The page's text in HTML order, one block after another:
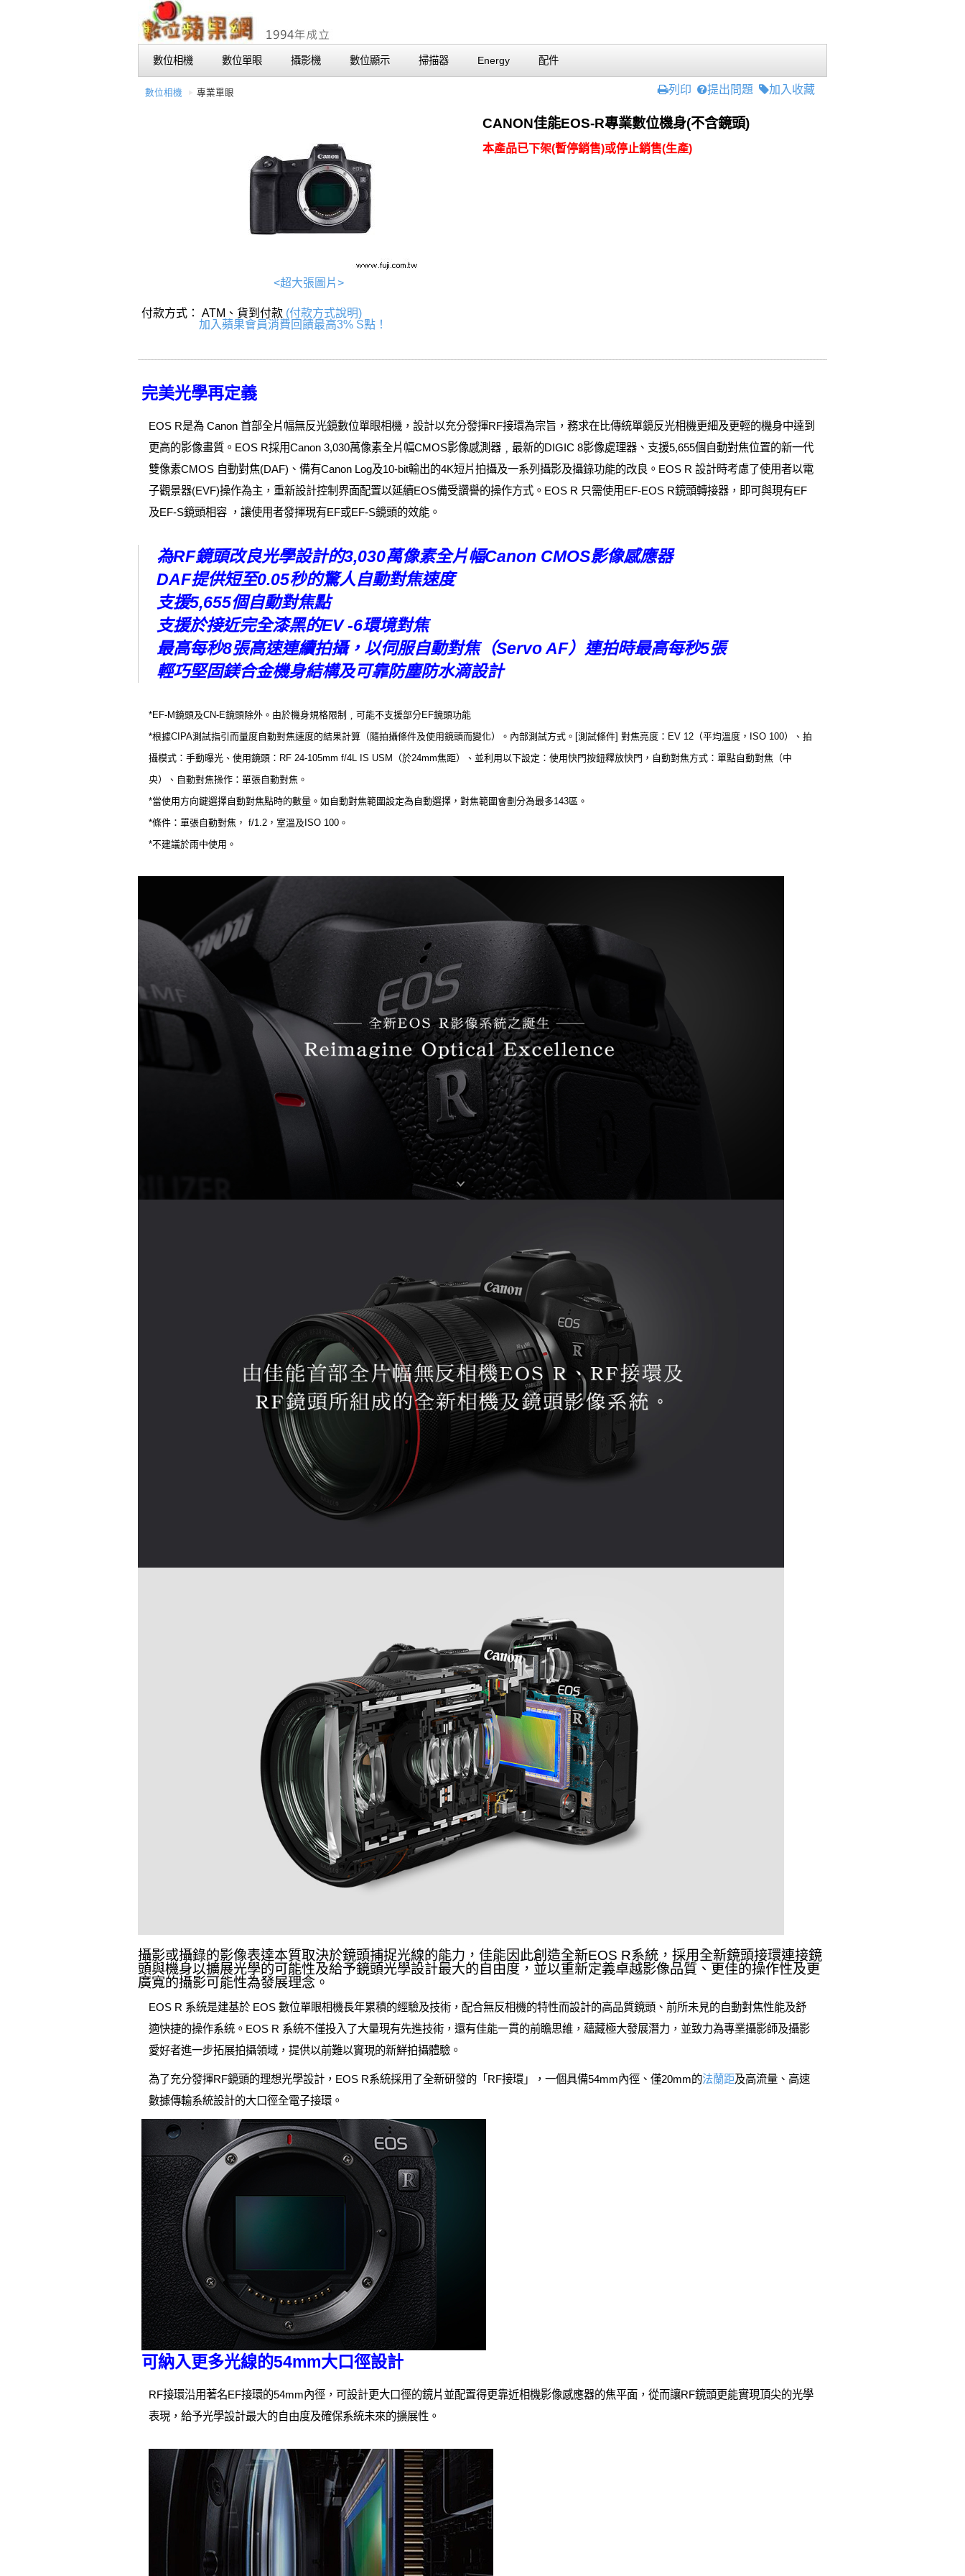
數位相機 數位單眼 攝影機 數位顯示 掃描器 Energy 配件
數位相機 專業單眼
<超大張圖片>
付款方式： ATM、貨到付款 (付款方式說明)
加入蘋果會員消費回饋最高3% S點！
列印 提出問題 加入收藏
CANON佳能EOS-R專業數位機身(不含鏡頭)
本產品已下架(暫停銷售)或停止銷售(生產)
完美光學再定義
EOS R是為 Canon 首部全片幅無反光鏡數位單眼相機，設計以充分發揮RF接環為宗旨，務求在比傳統單鏡反光相機更細及更輕的機身中達到
更高的影像畫質。EOS R採用Canon 3,030萬像素全片幅CMOS影像感測器﹐最新的DIGIC 8影像處理器、支援5,655個自動對焦位置的新一代
雙像素CMOS 自動對焦(DAF)、備有Canon Log及10-bit輸出的4K短片拍攝及一系列攝影及攝錄功能的改良。EOS R 設計時考慮了使用者以電
子觀景器(EVF)操作為主，重新設計控制界面配置以延續EOS備受讚譽的操作方式。EOS R 只需使用EF-EOS R鏡頭轉接器，即可與現有EF
及EF-S鏡頭相容 ，讓使用者發揮現有EF或EF-S鏡頭的效能。
為RF鏡頭改良光學設計的3,030萬像素全片幅Canon CMOS影像感應器
DAF提供短至0.05秒的驚人自動對焦速度
支援5,655個自動對焦點
支援於接近完全漆黑的EV -6環境對焦
最高每秒8張高速連續拍攝，以伺服自動對焦（Servo AF）連拍時最高每秒5張
輕巧堅固鎂合金機身結構及可靠防塵防水滴設計
*EF-M鏡頭及CN-E鏡頭除外。由於機身規格限制﹐可能不支援部分EF鏡頭功能
*根據CIPA測試指引而量度自動對焦速度的結果計算（隨拍攝條件及使用鏡頭而變化）。內部測試方式。[測試條件] 對焦亮度：EV 12（平均溫度，ISO 100）、拍
攝模式：手動曝光、使用鏡頭：RF 24-105mm f/4L IS USM（於24mm焦距）、並利用以下設定：使用快門按鈕釋放快門，自動對焦方式：單點自動對焦（中
央）、自動對焦操作：單張自動對焦。
*當使用方向鍵選擇自動對焦點時的數量。如自動對焦範圍設定為自動選擇，對焦範圍會劃分為最多143區。
*條件：單張自動對焦， f/1.2，室溫及ISO 100。
*不建議於雨中使用。
攝影或攝錄的影像表達本質取決於鏡頭捕捉光線的能力，佳能因此創造全新EOS R系統，採用全新鏡頭接環連接鏡
頭與機身以擴展光學的可能性及給予鏡頭光學設計最大的自由度，並以重新定義卓越影像品質、更佳的操作性及更
廣寬的攝影可能性為發展理念。
EOS R 系統是建基於 EOS 數位單眼相機長年累積的經驗及技術，配合無反相機的特性而設計的高品質鏡頭、前所未見的自動對焦性能及舒
適快捷的操作系統。EOS R 系統不僅投入了大量現有先進技術，還有佳能一貫的前瞻思維，蘊藏極大發展潛力，並致力為專業攝影師及攝影
愛好者進一步拓展拍攝領域，提供以前難以實現的新鮮拍攝體驗。
為了充分發揮RF鏡頭的理想光學設計，EOS R系統採用了全新研發的「RF接環」，一個具備54mm內徑、僅20mm的法蘭距及高流量、高速
數據傳輸系統設計的大口徑全電子接環。
可納入更多光線的54mm大口徑設計
RF接環沿用著名EF接環的54mm內徑，可設計更大口徑的鏡片並配置得更靠近相機影像感應器的焦平面，從而讓RF鏡頭更能實現頂尖的光學
表現，給予光學設計最大的自由度及確保系統未來的擴展性。